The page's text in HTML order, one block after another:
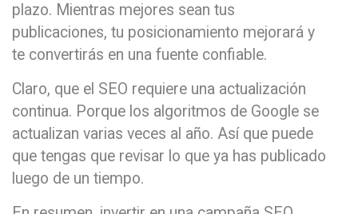
plazo. Mientras mejores sean tus
publicaciones, tu posicionamiento mejorará y
te convertirás en una fuente confiable.
Claro, que el SEO requiere una actualización
continua. Porque los algoritmos de Google se
actualizan varias veces al año. Así que puede
que tengas que revisar lo que ya has publicado
luego de un tiempo.